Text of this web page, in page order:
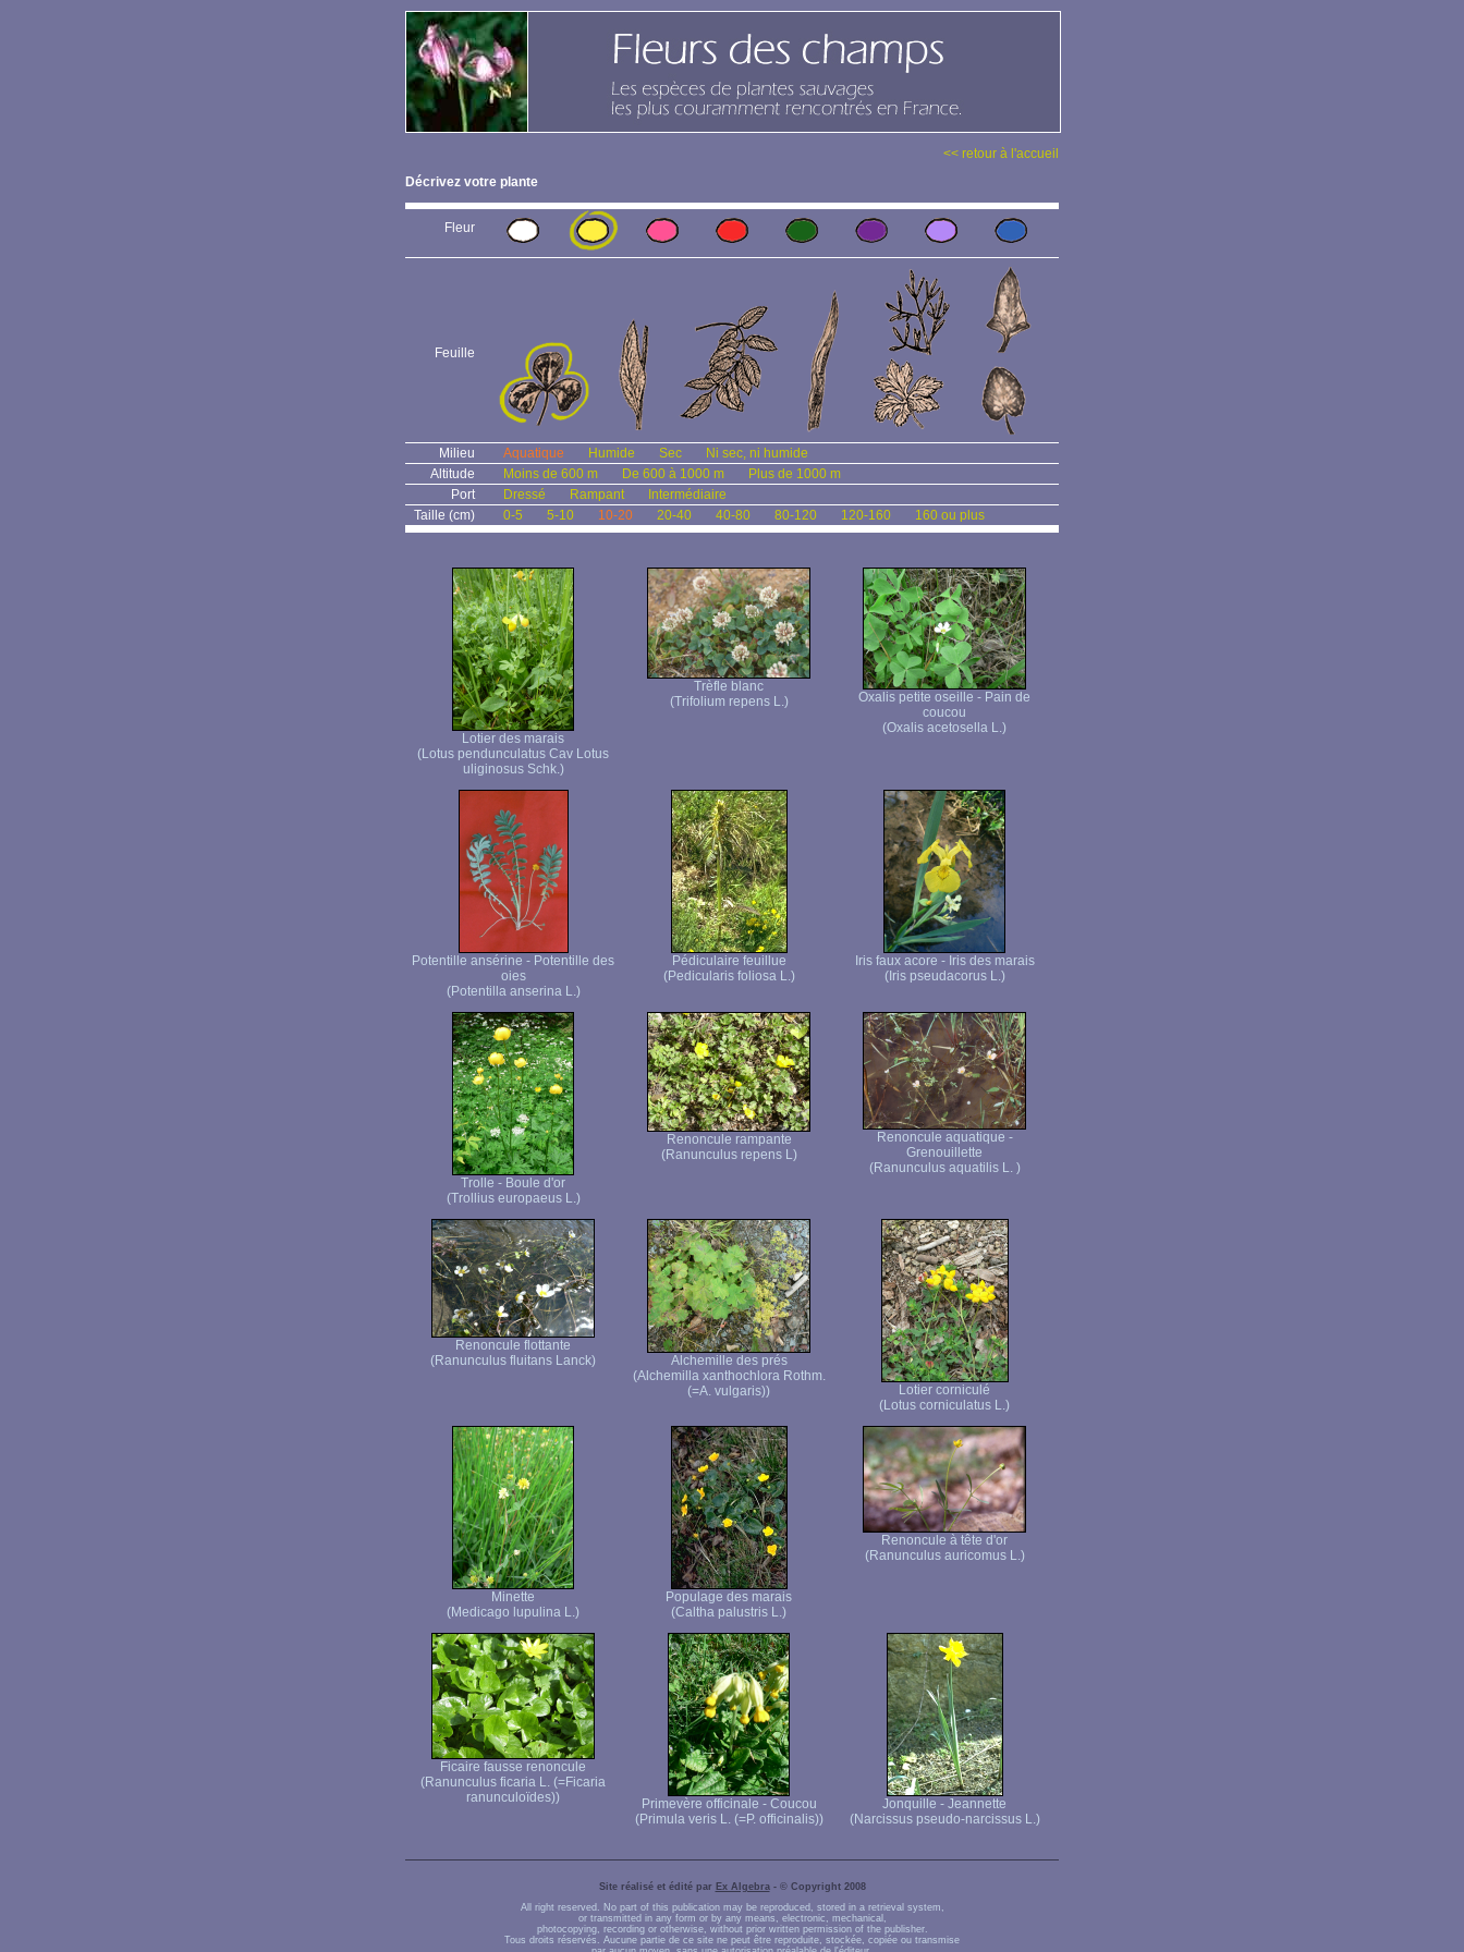
<< retour à l'accueil
Décrivez votre plante
Fleur
Feuille
Milieu Aquatique Humide Sec
Ni sec, ni humide
Altitude
Moins de 600 m De 600 à 1000 m
Plus de 1000 m
Port
Dressé Rampant
Intermédiaire
Taille (cm)
0-5 5-10 10-20 20-40 40-80 80-120 120-160 160 ou plus
Lotier des marais
(Lotus pendunculatus Cav Lotus
uliginosus Schk.)
Trèfle blanc
(Trifolium repens L.)
Oxalis petite oseille - Pain de
coucou
(Oxalis acetosella L.)
Potentille ansérine - Potentille des
oies
(Potentilla anserina L.)
Pédiculaire feuillue
(Pedicularis foliosa L.)
Iris faux acore - Iris des marais
(Iris pseudacorus L.)
Trolle - Boule d'or
(Trollius europaeus L.)
Renoncule rampante
(Ranunculus repens L)
Renoncule aquatique -
Grenouillette
(Ranunculus aquatilis L. )
Renoncule flottante
(Ranunculus fluitans Lanck)
Alchemille des prés
(Alchemilla xanthochlora Rothm.
(=A. vulgaris))
Lotier corniculé
(Lotus corniculatus L.)
Minette
(Medicago lupulina L.)
Populage des marais
(Caltha palustris L.)
Renoncule à tête d'or
(Ranunculus auricomus L.)
Ficaire fausse renoncule
(Ranunculus ficaria L. (=Ficaria
ranunculoïdes))
Primevère officinale - Coucou
(Primula veris L. (=P. officinalis))
Jonquille - Jeannette
(Narcissus pseudo-narcissus L.)
Site réalisé et édité par Ex Algebra- © Copyright 2008
All right reserved. No part of this publication may be reproduced, stored in a retrieval system,
or transmitted in any form or by any means, electronic, mechanical,
photocopying, recording or otherwise, without prior written permission of the publisher.
Tous droits réservés. Aucune partie de ce site ne peut être reproduite, stockée, copiée ou transmise